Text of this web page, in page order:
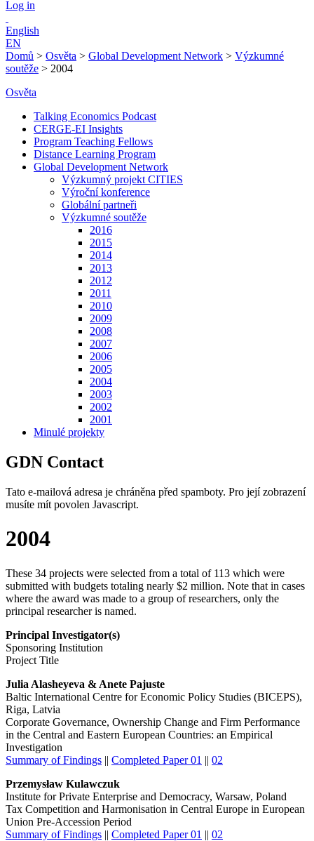
Log in
English
EN
Domů > Osvěta > Global Development Network > Výzkumné
soutěže > 2004
Osvěta
Talking Economics Podcast
CERGE-EI Insights
Program Teaching Fellows
Distance Learning Program
Global Development Network
Výzkumný projekt CITIES
Výroční konference
Globální partneři
Výzkumné soutěže
2016
2015
2014
2013
2012
2011
2010
2009
2008
2007
2006
2005
2004
2003
2002
2001
Minulé projekty
GDN Contact
Tato e-mailová adresa je chráněna před spamboty. Pro její zobrazení
musíte mít povolen Javascript.
2004
These 34 projects were selected from a total of 113 which were
submitted with budgets totaling nearly $2 million. Note that in cases
where the award was made to a group of researchers, only the
principal researcher is named.
Principal Investigator(s)
Sponsoring Institution
Project Title
Julia Alasheyeva & Anete Pajuste
Baltic International Centre for Economic Policy Studies (BICEPS),
Riga, Latvia
Corporate Governance, Ownership Change and Firm Performance
in the Central and Eastern European Countries: an Empirical
Investigation
Summary of Findings || Completed Paper 01 || 02
Przemysław Kulawczuk
Institute for Private Enterprise and Democracy, Warsaw, Poland
Tax Competition and Harmonisation in Central Europe in European
Union Pre-Accession Period
Summary of Findings || Completed Paper 01 || 02